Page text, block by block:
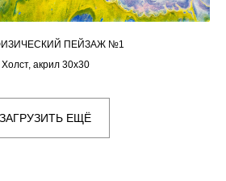
ПЕЙЗАЖ №1
Холст, акрил 30х30
ЗАГРУЗИТЬ ЕЩЁ